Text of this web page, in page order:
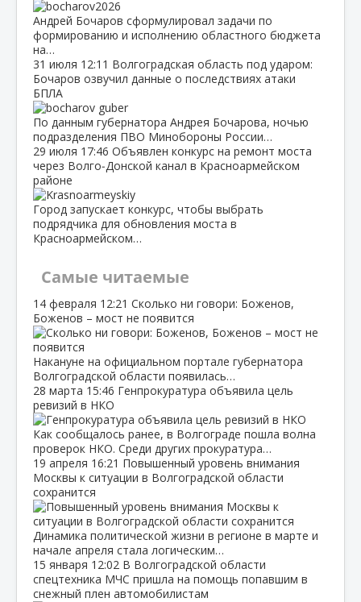
Андрей Бочаров сформулировал задачи по
формированию и исполнению областного бюджета
на…
31 июля 12:11 Волгоградская область под ударом:
Бочаров озвучил данные о последствиях атаки
БПЛА
По данным губернатора Андрея Бочарова, ночью
подразделения ПВО Минобороны России…
29 июля 17:46 Объявлен конкурс на ремонт моста
через Волго‑Донской канал в Красноармейском
районе
Город запускает конкурс, чтобы выбрать
подрядчика для обновления моста в
Красноармейском…
Самые читаемые
14 февраля 12:21 Сколько ни говори: Боженов,
Боженов – мост не появится
Накануне на официальном портале губернатора
Волгоградской области появилась…
28 марта 15:46 Генпрокуратура объявила цель
ревизий в НКО
Как сообщалось ранее, в Волгограде пошла волна
проверок НКО. Среди других прокуратура…
19 апреля 16:21 Повышенный уровень внимания
Москвы к ситуации в Волгоградской области
сохранится
Динамика политической жизни в регионе в марте и
начале апреля стала логическим…
15 января 12:02 В Волгоградской области
спецтехника МЧС пришла на помощь попавшим в
снежный плен автомобилистам